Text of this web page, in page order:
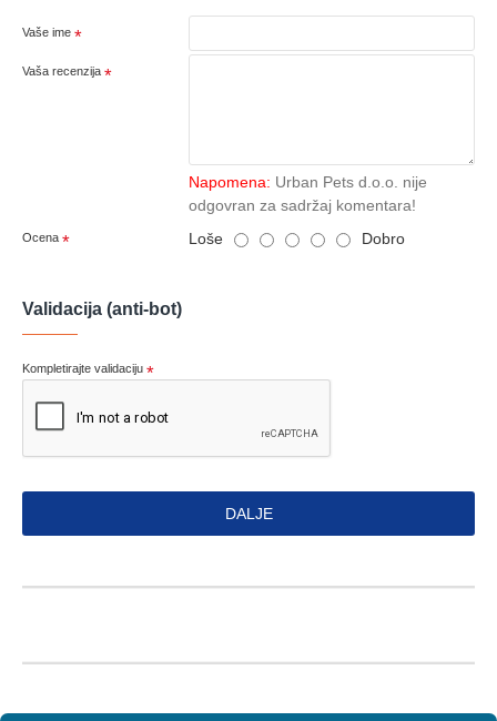
Vaše ime
Vaša recenzija
Napomena: Urban Pets d.o.o. nije
odgovran za sadržaj komentara!
Ocena Loše Dobro
Validacija (anti-bot)
Kompletirajte validaciju
DALJE